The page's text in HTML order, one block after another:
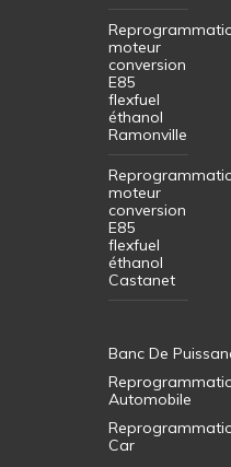
moteur
conversion
E85
flexfuel
éthanol
Ramonville
moteur
conversion
E85
flexfuel
éthanol
Castanet
Banc De
Automobile
Car